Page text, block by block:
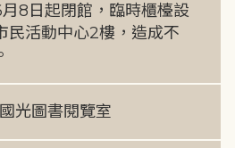
8日起閉館，臨時櫃檯設
民活動中心2樓，造成不
光圖書閱覽室